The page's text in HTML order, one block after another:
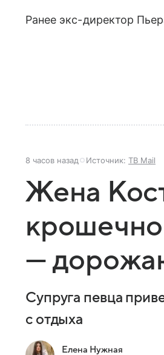
Ранее экс-директор
8 часов назад Источник: ТВ Mail
Жена
—
Супруга певца
с отдыха
Елена Нужная